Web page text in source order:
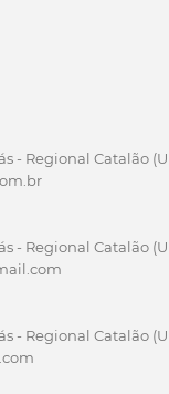
- Regional Catalão
- Regional Catalão
- Regional Catalão